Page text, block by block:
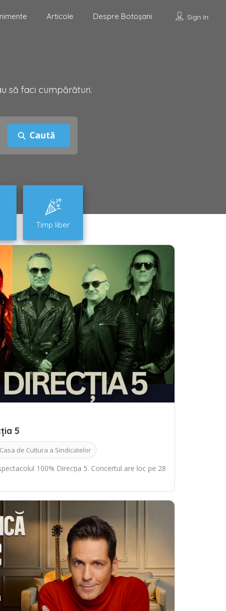
Sign In
Articole Despre Botoșani
să faci cumpărături.
Timp liber
5
Casa de Cultura a Sindicatelor
100% Direcția 5. Concertul are loc pe 28